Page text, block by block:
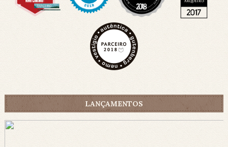
LANÇAMENTOS